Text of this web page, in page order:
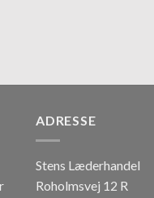
ADRESSE
Stens Læderhandel
Roholmsvej 12 R